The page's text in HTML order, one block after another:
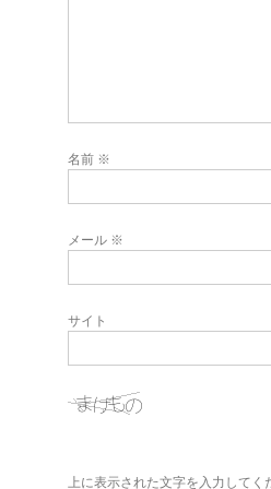
名前 ※
メール ※
サイト
上に表示された文字を入力してく